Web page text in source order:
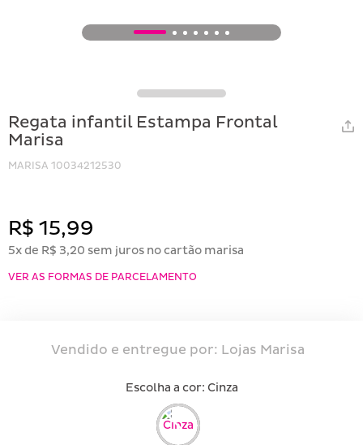
1 2 3 4 5 6 7
Regata infantil Estampa Frontal
Marisa
MARISA 10034212530
R$ 15,99
5x de R$ 3,20 sem juros no cartão marisa
VER AS FORMAS DE PARCELAMENTO
Vendido e entregue por: Lojas Marisa
Escolha a cor: cinza